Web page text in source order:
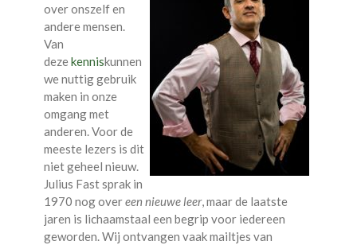
over onszelf en
andere mensen.
Van
dezekenniskunnen
we nuttig gebruik
maken in onze
omgang met
anderen. Voor de
meeste lezers is dit
niet geheel nieuw.
Julius Fast sprak in
1970 nog overeen nieuwe leer, maar de laatste
jaren is lichaamstaal een begrip voor iedereen
geworden. Wij ontvangen vaak mailtjes van